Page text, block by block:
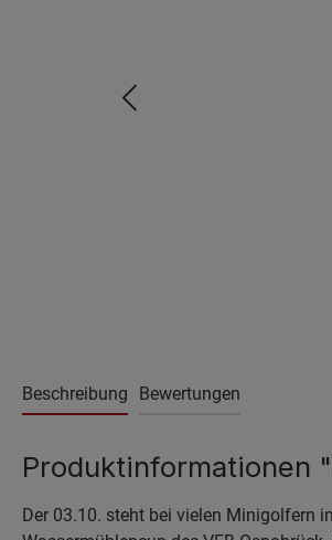
Beschreibung Bewertungen
Produktinformationen
Der 03.10. steht bei vielen Minigolfern